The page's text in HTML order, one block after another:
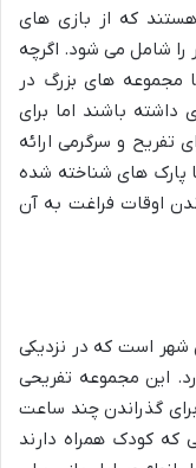
که از بازی های
شامل می شود. اگرچه
مجموعه های بزرگ در
باشند اما برای
تفریح و سرگرمی ارائه
پارک های شناخته شده
اوقات فراغت به آن
شهر است که در نزدیکی
این مجموعه تفریحی
گذراندن چند ساعت
که کودک همراه دارند